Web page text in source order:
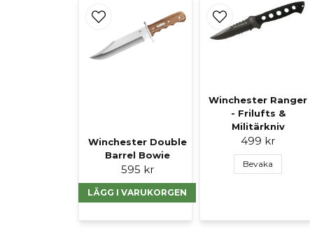
Winchester Double
Barrel Bowie
595 kr
LÄGG I VARUKORGEN
Winchester Ranger
- Frilufts &
Militärkniv
499 kr
Bevaka